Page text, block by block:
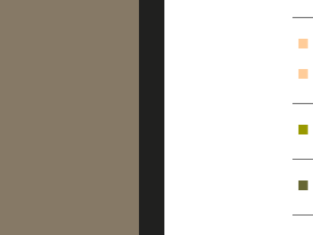
■
■
■
■